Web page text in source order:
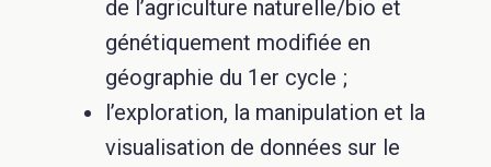
de l’agriculture naturelle/bio et
génétiquement modifiée en
géographie du 1er cycle ;
l’exploration, la manipulation et la
visualisation de données sur le